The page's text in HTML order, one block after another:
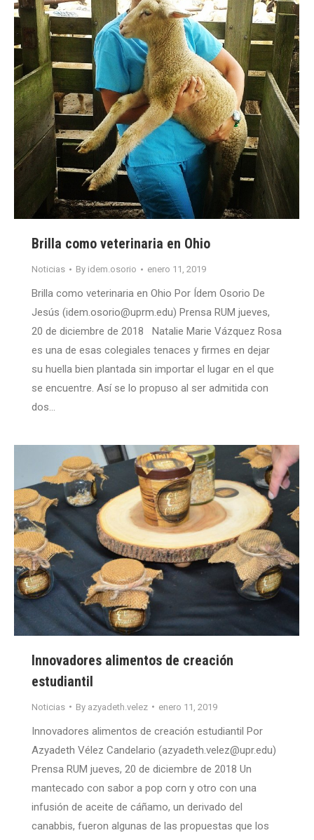
Brilla como veterinaria en Ohio
Noticias By idem.osorio enero 11, 2019
Brilla como veterinaria en Ohio Por Ídem Osorio De
Jesús (idem.osorio@uprm.edu) Prensa RUM jueves,
20 de diciembre de 2018 Natalie Marie Vázquez Rosa
es una de esas colegiales tenaces y firmes en dejar
su huella bien plantada sin importar el lugar en el que
se encuentre. Así se lo propuso al ser admitida con
dos…
Innovadores alimentos de creación
estudiantil
Noticias By azyadeth.velez enero 11, 2019
Innovadores alimentos de creación estudiantil Por
Azyadeth Vélez Candelario (azyadeth.velez@upr.edu)
Prensa RUM jueves, 20 de diciembre de 2018 Un
mantecado con sabor a pop corn y otro con una
infusión de aceite de cáñamo, un derivado del
canabbis, fueron algunas de las propuestas que los